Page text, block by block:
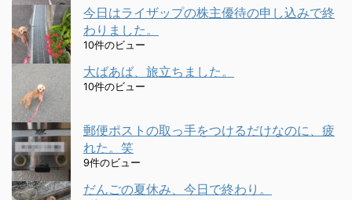
今日はライザップの株主優待の申し込みで終
わりました。
10件のビュー
大ばあば、旅立ちました。
10件のビュー
郵便ポストの取っ手をつけるだけなのに、疲
れた。笑
9件のビュー
だんごの夏休み、今日で終わり。